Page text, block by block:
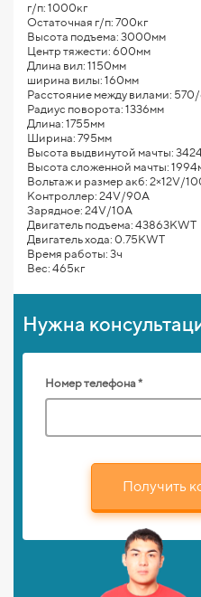
г/п: 1000кг
Остаточная г/п: 700кг
Высота подъема: 3000мм
Центр тяжести: 600мм
Длина вил: 1150мм
ширина вилы: 160мм
Расстояние между вилами:
Радиус поворота: 1336мм
Длина: 1755мм
Ширина: 795мм
Высота выдвинутой мачты:
Высота сложенной мачты:
Вольтаж и размер акб: 2×12V/
Контроллер: 24V/90A
Зарядное: 24V/10A
Двигатель подъема: 43863KWT
Двигатель хода: 0.75KWT
Время работы: 3ч
Вес: 465кг
Нужна
Номер телефона *
Получить